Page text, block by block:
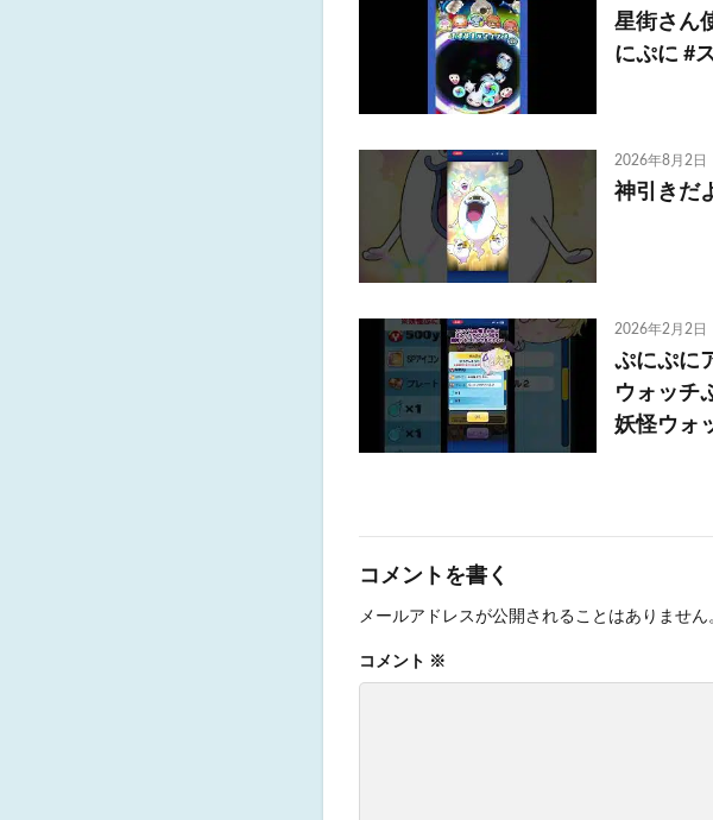
星街さん
にぷに #
2026年8月2日
神引きだ
2026年2月2日
ぷにぷに
ウォッチ
妖怪ウォ
コメントを書く
メールアドレスが公開されることはありません
コメント ※